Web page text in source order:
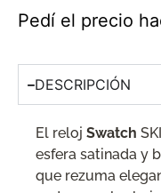
Pedí el precio
DESCRIPCIÓN
El reloj Swatch
esfera satinada y
que rezuma